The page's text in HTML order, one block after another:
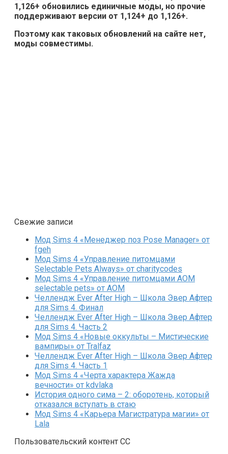
1,126+ обновились единичные моды, но прочие
поддерживают версии от 1,124+ до 1,126+.
Поэтому как таковых обновлений на сайте нет,
моды совместимы.
Свежие записи
Мод Sims 4 «Менеджер поз Pose Manager» от
fgeh
Мод Sims 4 «Управление питомцами
Selectable Pets Always» от charitycodes
Мод Sims 4 «Управление питомцами AOM
selectable pets» от AOM
Челлендж Ever After High – Школа Эвер Афтер
для Sims 4. Финал
Челлендж Ever After High – Школа Эвер Афтер
для Sims 4. Часть 2
Мод Sims 4 «Новые оккульты – Мистические
вампиры» от Tralfaz
Челлендж Ever After High – Школа Эвер Афтер
для Sims 4. Часть 1
Мод Sims 4 «Черта характера Жажда
вечности» от kdvlaka
История одного сима – 2: оборотень, который
отказался вступать в стаю
Мод Sims 4 «Карьера Магистратура магии» от
Lala
Пользовательский контент СС